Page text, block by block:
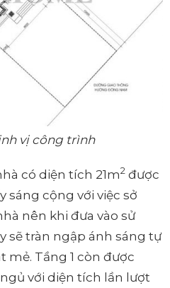
vị công trình
có diện tích 21m2 được
sáng cộng với việc sở
nên khi đưa vào sử
sẽ tràn ngập ánh sáng tự
Tầng 1 còn được
với diện tích lần lượt